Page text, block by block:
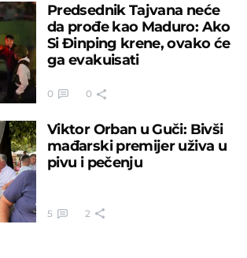
Predsednik Tajvana neće
da prođe kao Maduro: Ako
Si Đinping krene, ovako će
ga evakuisati
0 0
Viktor Orban u Guči: Bivši
mađarski premijer uživa u
pivu i pečenju
5 2